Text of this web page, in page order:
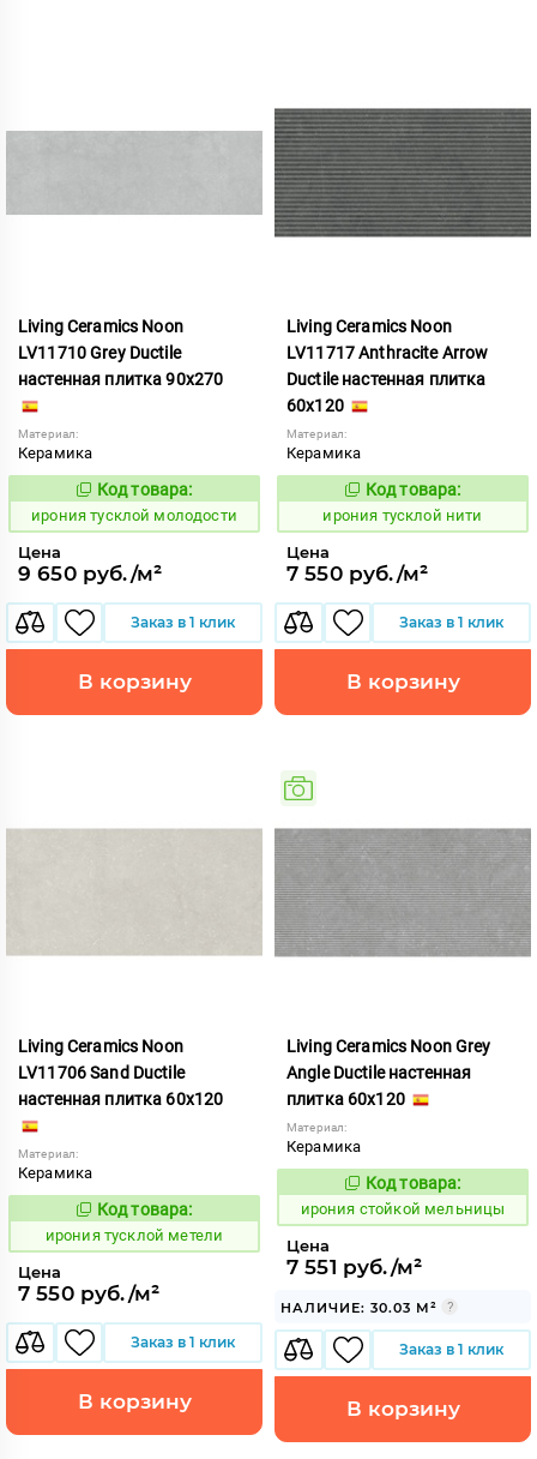
Living Ceramics Noon
LV11710 Grey Ductile
настенная плитка 90x270
Материал:
Керамика
1107054
Код товара:
ирония тусклой молодости
Цена
9 650 руб./м²
Заказ в 1 клик
В корзину
Living Ceramics Noon
LV11717 Anthracite Arrow
Ductile настенная плитка
60x120
Материал:
Керамика
1107060
Код товара:
ирония тусклой нити
Цена
7 550 руб./м²
Заказ в 1 клик
В корзину
Living Ceramics Noon
LV11706 Sand Ductile
настенная плитка 60x120
Материал:
Керамика
1107050
Код товара:
ирония тусклой метели
Цена
7 550 руб./м²
Заказ в 1 клик
В корзину
Living Ceramics Noon Grey
Angle Ductile настенная
плитка 60x120
Материал:
Керамика
1106049
Код товара:
ирония стойкой мельницы
Цена
7 551 руб./м²
НАЛИЧИЕ: 30.03 М²
Заказ в 1 клик
В корзину